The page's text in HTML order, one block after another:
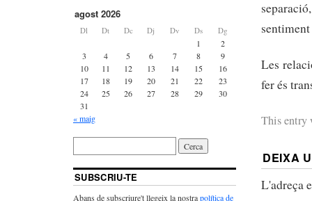
Les
fer és
This entry
DEIXA
L'adreça
agost 2026
Dl Dt Dc Dj Dv Ds Dg
1
2
3
4 5 6 7 8
9
10
11 12 13 14 15
16
17
18 19 20 21 22
23
24
25 26 27 28 29
30
31
« maig
SUBSCRIU-TE
Abans de subscriure't llegeix la nostrapolítica de